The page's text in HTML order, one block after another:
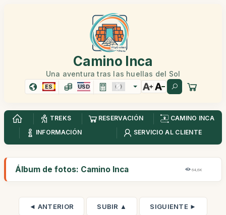
Camino Inca
Una aventura tras las huellas del Sol
ES USD
TREKS RESERVACIÓN
CAMINO INCA
INFORMACIÓN
SERVICIO AL CLIENTE
Álbum de fotos: Camino Inca 64,6K
◄ ANTERIOR SUBIR ▲ SIGUIENTE ►